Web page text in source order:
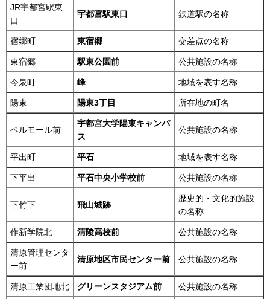
JR宇都宮駅東
口
宇都宮駅東口 鉄道駅の名称
宿郷町 東宿郷 交差点の名称
東宿郷 駅東公園前 公共施設の名称
今泉町 峰 地域を表す名称
陽東 陽東3丁目 所在地の町名
ベルモール前
宇都宮大学陽東キャンパ
ス
公共施設の名称
平出町 平石 地域を表す名称
下平出 平石中央小学校前 公共施設の名称
下竹下 飛山城跡
歴史的・文化的施設
の名称
作新学院北 清陵高校前 公共施設の名称
清原管理センタ
ー前
清原地区市民センター前 公共施設の名称
清原工業団地北 グリーンスタジアム前 公共施設の名称